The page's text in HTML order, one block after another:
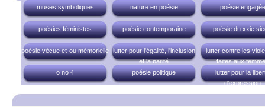
muses symboliques
nature en poésie poésie engagée
poésies féministes poésie contemporaine poésie du xxie
poésie vécue et-ou mémorielle lutter pour l'égalité, l'inclusion
et la parité
lutter contre les
faites aux
o no 4
poésie politique
lutter pour la
d'expression